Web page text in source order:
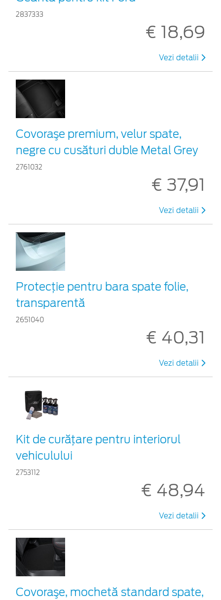
2837333
€ 18,69
Vezi detalii
Covoraşe premium, velur spate,
negre cu cusături duble Metal Grey
2761032
€ 37,91
Vezi detalii
Protecţie pentru bara spate folie,
transparentă
2651040
€ 40,31
Vezi detalii
Kit de curățare pentru interiorul
vehiculului
2753112
€ 48,94
Vezi detalii
Covoraşe, mochetă standard spate,